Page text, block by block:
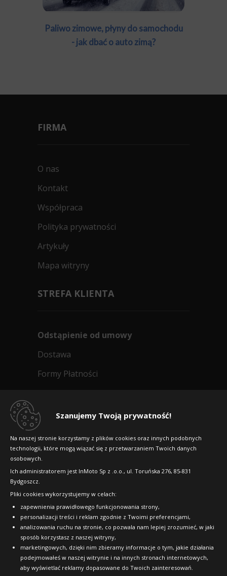
Szanujemy Twoją prywatność!
Na naszej stronie korzystamy z plików cookies oraz innych podobnych
technologii, które mogą wiązać się z przetwarzaniem Twoich danych
osobowych.
Ich administratorem jest InMoto Sp z .o.o., ul. Toruńska 276, 85-831
Bydgoszcz.
Pliki cookies wykorzystujemy w celach:
zapewnienia prawidłowego funkcjonowania strony,
personalizacji treści i reklam zgodnie z Twoimi preferencjami,
analizowania ruchu na stronie, co pozwala nam lepiej zrozumieć, w jaki
sposób korzystasz z naszej witryny,
marketingowych, dzięki nim zbieramy informacje o tym, jakie działania
podejmowałeś w naszej witrynie i na innych stronach internetowych,
aby wyświetlać reklamy dopasowane do Twoich zainteresowań.
Paliwo zimowe, płyny do samochodu
- jak dbać o auto zimą?
FIRMA
O nas
Kontakt
Współpraca
Polityka prywatności
Artykuły
Mapa witryny
STREFA KLIENTA
Odstąpienie od umowy
Dostawa
Formy Płatności
Dlaczego warto kupić w 24opony.pl
Raty
FAQ
OFICJALNY PARTNER